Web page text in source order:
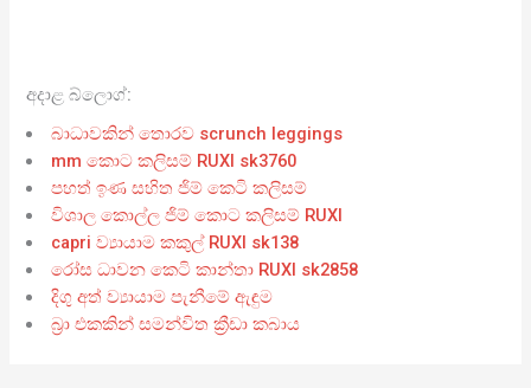
අදාළ බ්ලොග්:
බාධාවකින් තොරව scrunch leggings
mm කොට කලිසම් RUXI sk3760
පහත් ඉණ සහිත ජිම් කෙටි කලිසම්
විශාල කොල්ල ජිම් කොට කලිසම් RUXI
capri ව්‍යායාම කකුල් RUXI sk138
රෝස ධාවන කෙටි කාන්තා RUXI sk2858
දිගු අත් ව්‍යායාම පැනීමේ ඇඳුම
බ්‍රා එකකින් සමන්විත ක්‍රීඩා කබාය